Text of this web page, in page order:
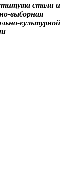
стали и
выборная
культурной